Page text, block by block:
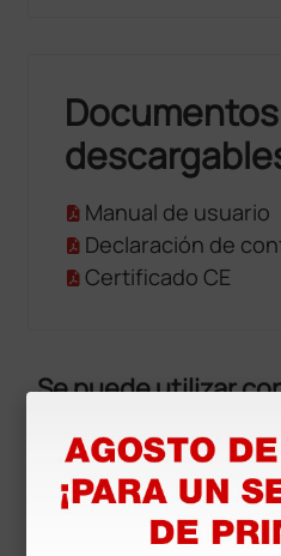
Documentos
Manual de usuario
Declaración de
Certificado CE
Se puede utilizar